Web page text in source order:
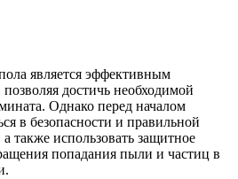
является эффективным
достичь необходимой
Однако перед началом
в безопасности и правильной
также использовать защитное
попадания пыли и частиц в